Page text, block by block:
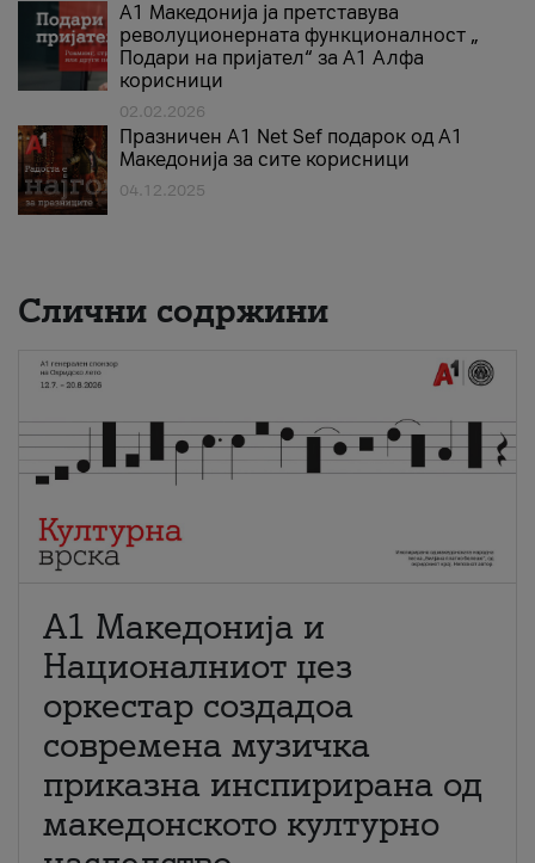
А1 Македонија ја претставува
револуционерната функционалност „
Подари на пријател“ за А1 Алфа
корисници
02.02.2026
Празничен A1 Net Sеf подарок од А1
Македонија за сите корисници
04.12.2025
Слични содржини
А1 Македонија и
Националниот џез
оркестар создадоа
современа музичка
приказна инспирирана од
македонското културно